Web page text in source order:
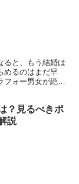
ると、もう結婚は
めるのはまだ早
ォー男女が絶対
？見るべきポ
説